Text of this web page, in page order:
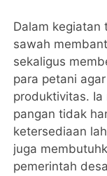
Dalam kegiatan
sawah
sekaligus
para petani
produktivitas.
pangan tidak
ketersediaan
juga
pemerintah